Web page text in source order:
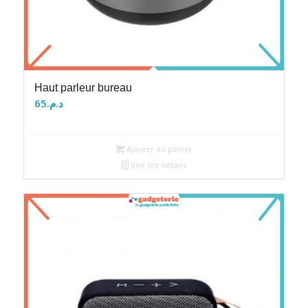
Haut parleur bureau
د.م.65
Ajouter au panier
Voir les détails